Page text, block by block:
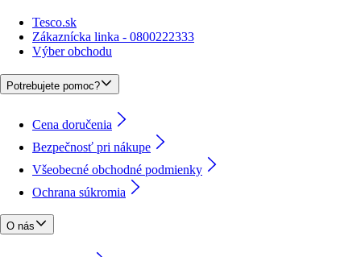
Tesco.sk
Zákaznícka linka - 0800222333
Výber obchodu
Potrebujete pomoc?
Cena doručenia
Bezpečnosť pri nákupe
Všeobecné obchodné podmienky
Ochrana súkromia
O nás